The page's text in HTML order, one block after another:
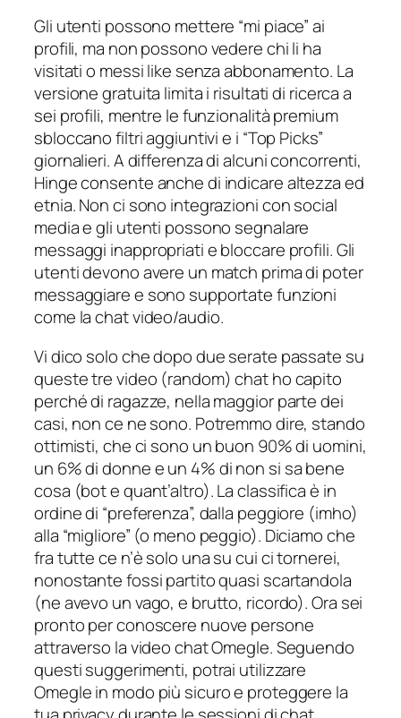
Gli utenti possono mettere “mi piace” ai
profili, ma non possono vedere chi li ha
visitati o messi like senza abbonamento. La
versione gratuita limita i risultati di ricerca a
sei profili, mentre le funzionalità premium
sbloccano filtri aggiuntivi e i “Top Picks”
giornalieri. A differenza di alcuni concorrenti,
Hinge consente anche di indicare altezza ed
etnia. Non ci sono integrazioni con social
media e gli utenti possono segnalare
messaggi inappropriati e bloccare profili. Gli
utenti devono avere un match prima di poter
messaggiare e sono supportate funzioni
come la chat video/audio.
Vi dico solo che dopo due serate passate su
queste tre video (random) chat ho capito
perché di ragazze, nella maggior parte dei
casi, non ce ne sono. Potremmo dire, stando
ottimisti, che ci sono un buon 90% di uomini,
un 6% di donne e un 4% di non si sa bene
cosa (bot e quant’altro). La classifica è in
ordine di “preferenza”, dalla peggiore (imho)
alla “migliore” (o meno peggio). Diciamo che
fra tutte ce n’è solo una su cui ci tornerei,
nonostante fossi partito quasi scartandola
(ne avevo un vago, e brutto, ricordo). Ora sei
pronto per conoscere nuove persone
attraverso la video chat Omegle. Seguendo
questi suggerimenti, potrai utilizzare
Omegle in modo più sicuro e proteggere la